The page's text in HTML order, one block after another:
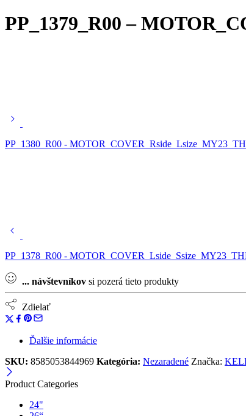
PP_1379_R00 –
PP_1380_R00 -
PP_1378_R00 -
... návštevníkov si pozerá tieto produkty
Zdielať
Ďalšie informácie
SKU: 8585053844969 Kategória: Nezaradené Značka:
Product Categories
24"